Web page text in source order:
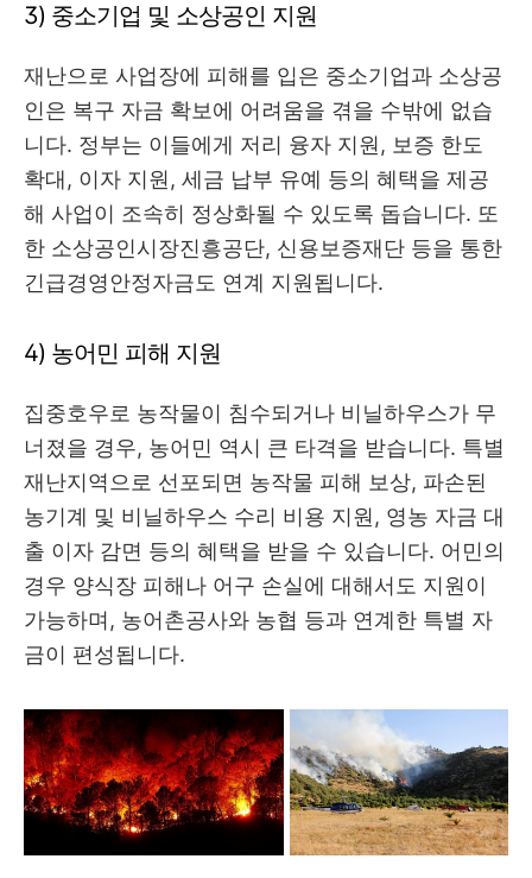
3) 중소기업 및 소상공인 지원
재난으로 사업장에 피해를 입은 중소기업과 소상공
인은 복구 자금 확보에 어려움을 겪을 수밖에 없습
니다. 정부는 이들에게 저리 융자 지원, 보증 한도
확대, 이자 지원, 세금 납부 유예 등의 혜택을 제공
해 사업이 조속히 정상화될 수 있도록 돕습니다. 또
한 소상공인시장진흥공단, 신용보증재단 등을 통한
긴급경영안정자금도 연계 지원됩니다.
4) 농어민 피해 지원
집중호우로 농작물이 침수되거나 비닐하우스가 무
너졌을 경우, 농어민 역시 큰 타격을 받습니다. 특별
재난지역으로 선포되면 농작물 피해 보상, 파손된
농기계 및 비닐하우스 수리 비용 지원, 영농 자금 대
출 이자 감면 등의 혜택을 받을 수 있습니다. 어민의
경우 양식장 피해나 어구 손실에 대해서도 지원이
가능하며, 농어촌공사와 농협 등과 연계한 특별 자
금이 편성됩니다.